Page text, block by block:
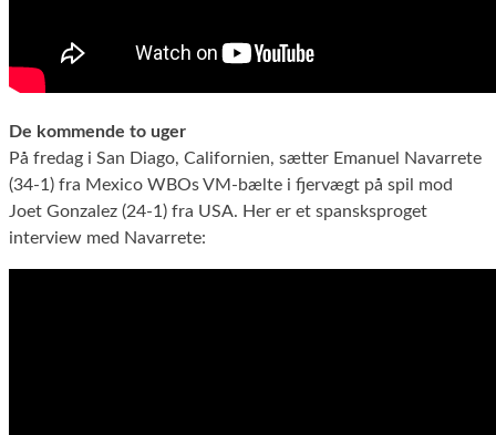
De kommende to uger
På fredag i San Diago, Californien, sætter Emanuel Navarrete
(34-1) fra Mexico WBOs VM-bælte i fjervægt på spil mod
Joet Gonzalez (24-1) fra USA. Her er et spansksproget
interview med Navarrete: